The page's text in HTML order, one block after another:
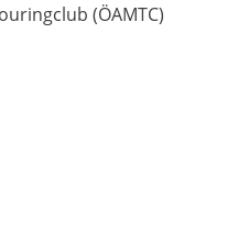
(ÖAMTC)